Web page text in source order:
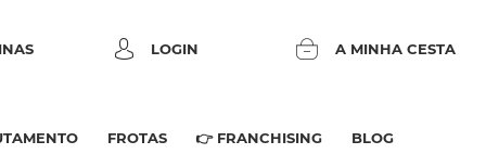
LOGIN A MINHA CESTA
FROTAS 👉 FRANCHISING BLOG